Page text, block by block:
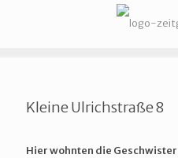
Kleine Ulrichstraße 8
Hier wohnten die